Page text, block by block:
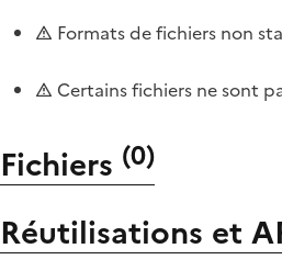
Formats de fichiers non
Certains fichiers ne sont
Fichiers (0)
Réutilisations et